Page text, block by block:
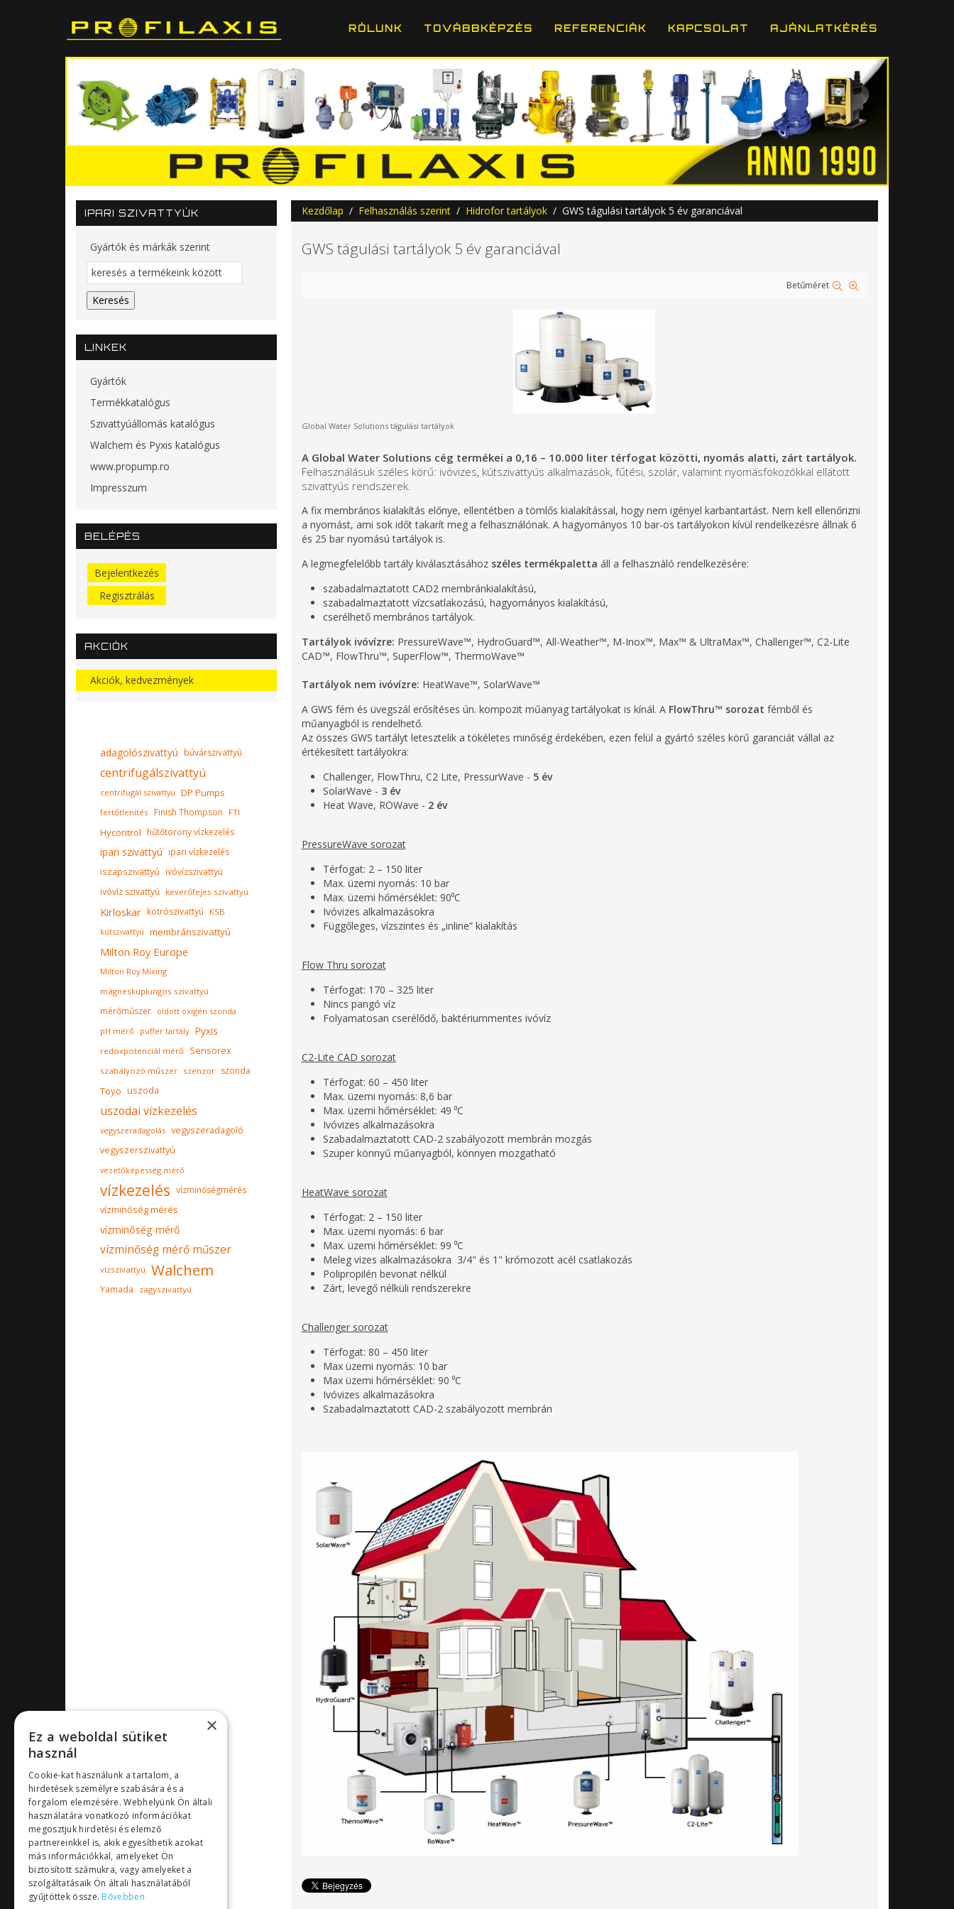
RÓLUNK TOVÁBBKÉPZÉS REFERENCIÁK KAPCSOLAT AJÁNLATKÉRÉS
Kezdőlap Felhasználás szerint Hidrofor tartályok GWS tágulási tartályok 5 év garanciával
GWS tágulási tartályok 5 év garanciával
Betűméret
Global Water Solutions tágulási tartályok
A Global Water Solutions cég termékei a 0,16 – 10.000 liter térfogat közötti, nyomás alatti, zárt tartályok.
Felhasználásuk széles körű: ivóvizes, kútszivattyús alkalmazások, fűtési, szolár, valamint nyomásfokozókkal ellátott
szivattyús rendszerek.
A fix membrános kialakítás előnye, ellentétben a tömlős kialakítással, hogy nem igényel karbantartást. Nem kell ellenőrizni
a nyomást, ami sok időt takarít meg a felhasználónak. A hagyományos 10 bar-os tartályokon kívül rendelkezésre állnak 6
és 25 bar nyomású tartályok is.
A legmegfelelőbb tartály kiválasztásához széles termékpaletta áll a felhasználó rendelkezésére:
szabadalmaztatott CAD2 membránkialakítású,
szabadalmaztatott vízcsatlakozású, hagyományos kialakítású,
cserélhető membrános tartályok.
Tartályok ivóvízre: PressureWave™, HydroGuard™, All-Weather™, M-Inox™, Max™ & UltraMax™, Challenger™, C2-Lite
CAD™, FlowThru™, SuperFlow™, ThermoWave™
Tartályok nem ivóvízre: HeatWave™, SolarWave™
A GWS fém és üvegszál erősítéses ún. kompozit műanyag tartályokat is kínál. A FlowThru™ sorozat fémből és
műanyagból is rendelhető.
Az összes GWS tartályt letesztelik a tökéletes minőség érdekében, ezen felül a gyártó széles körű garanciát vállal az
értékesített tartályokra:
Challenger, FlowThru, C2 Lite, PressurWave - 5 év
SolarWave - 3 év
Heat Wave, ROWave - 2 év
PressureWave sorozat
Térfogat: 2 – 150 liter
Max. üzemi nyomás: 10 bar
Max. üzemi hőmérséklet: 90⁰C
Ivóvizes alkalmazásokra
Függőleges, vízszintes és „inline” kialakítás
Flow Thru sorozat
Térfogat: 170 – 325 liter
Nincs pangó víz
Folyamatosan cserélődő, baktériummentes ivóvíz
C2-Lite CAD sorozat
Térfogat: 60 – 450 liter
Max. üzemi nyomás: 8,6 bar
Max. üzemi hőmérséklet: 49 ⁰C
Ivóvizes alkalmazásokra
Szabadalmaztatott CAD-2 szabályozott membrán mozgás
Szuper könnyű műanyagból, könnyen mozgatható
HeatWave sorozat
Térfogat: 2 – 150 liter
Max. üzemi nyomás: 6 bar
Max. üzemi hőmérséklet: 99 ⁰C
Meleg vizes alkalmazásokra 3/4" és 1" krómozott acél csatlakozás
Polipropilén bevonat nélkül
Zárt, levegő nélküli rendszerekre
Challenger sorozat
Térfogat: 80 – 450 liter
Max üzemi nyomás: 10 bar
Max üzemi hőmérséklet: 90 ⁰C
Ivóvizes alkalmazásokra
Szabadalmaztatott CAD-2 szabályozott membrán
IPARI SZIVATTYÚK
Gyártók és márkák szerint
LINKEK
Gyártók
Termékkatalógus
Szivattyúállomás katalógus
Walchem és Pyxis katalógus
www.propump.ro
Impresszum
BELÉPÉS
Bejelentkezés
Regisztrálás
AKCIÓK
Akciók, kedvezmények
adagolószivattyú búvárszivattyú
centrifugálszivattyú
centrifugál szivattyú DP Pumps
fertőtlenítés Finish Thompson FTI
Hycontrol hűtőtorony vízkezelés
ipari szivattyú ipari vízkezelés
iszapszivattyú ivóvízszivattyú
ivóvíz szivattyú
keverőfejes szivattyú
Kirloskar kotrószivattyú
KSB
kútszivattyú membránszivattyú
Milton Roy Europe
Milton Roy Mixing
mágneskuplungos szivattyú
mérőműszer oldott oxigén szonda
pH mérő puffer tartály Pyxis
redoxpotenciál mérő Sensorex
szabályozó műszer szenzor szonda
Toyo uszoda
uszodai vízkezelés
vegyszeradagolás vegyszeradagoló
vegyszerszivattyú
vezetőképesség mérő
vízkezelés vízminőségmérés
vízminőség mérés
vízminőség mérő
vízminőség mérő műszer
vízszivattyú Walchem
Yamada zagyszivattyú
×
Ez a weboldal sütiket
használ
Cookie-kat használunk a tartalom, a
hirdetések személyre szabására és a
forgalom elemzésére. Webhelyünk Ön általi
használatára vonatkozó információkat
megosztjuk hirdetési és elemző
partnereinkkel is, akik egyesíthetik azokat
más információkkal, amelyeket Ön
biztosított számukra, vagy amelyeket a
szolgáltatásaik Ön általi használatából
gyűjtöttek össze. Bővebben